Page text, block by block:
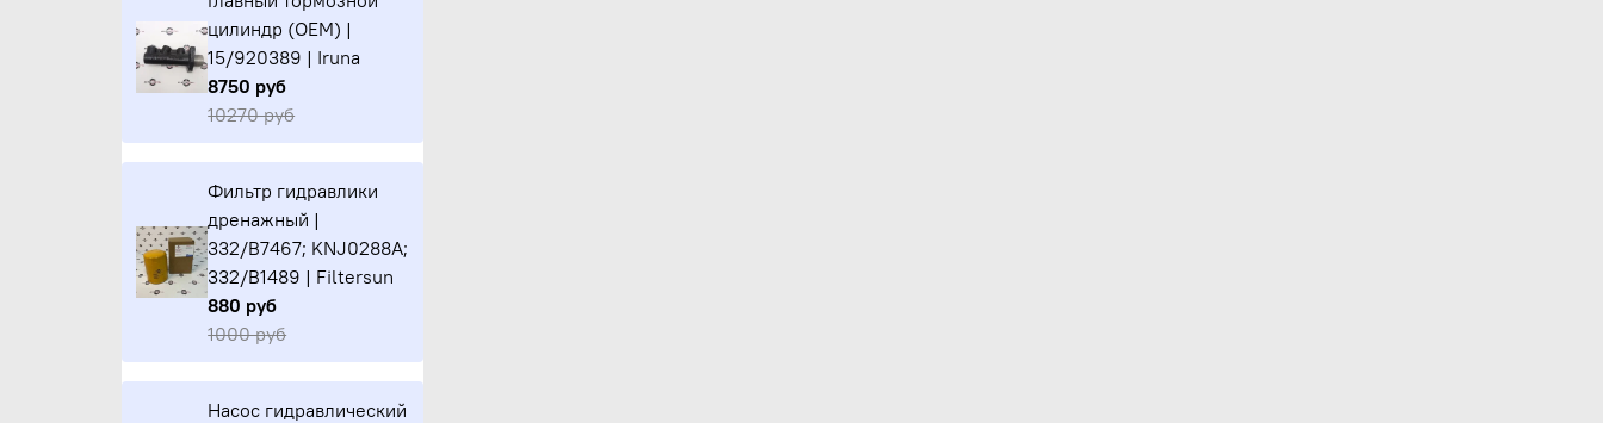
цилиндр (OEM) |
15/920389 | Iruna
8750 руб
10270 руб
Фильтр гидравлики
дренажный |
332/B7467; KNJ0288A;
332/B1489 | Filtersun
880 руб
1000 руб
Насос гидравлический